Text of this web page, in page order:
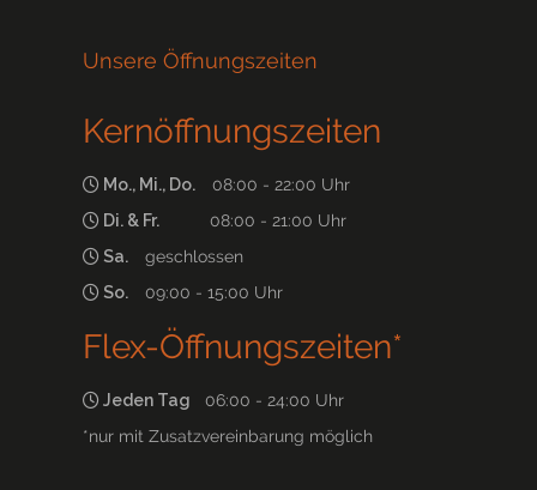
Unsere Öffnungszeiten
Kernöffnungszeiten
Mo., Mi., Do.
08:00 - 22:00 Uhr
Di. & Fr.
08:00 - 21:00 Uhr
Sa.
geschlossen
So.
09:00 - 15:00 Uhr
Flex-Öffnungszeiten*
Jeden Tag 06:00 - 24:00 Uhr
*nur mit Zusatzvereinbarung möglich